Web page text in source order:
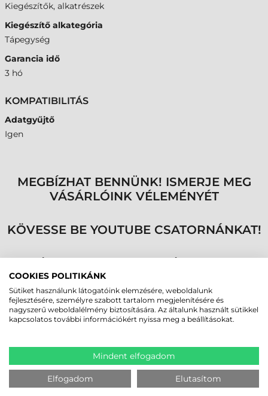
Kiegészítők, alkatrészek
Kiegészítő alkategória
Tápegység
Garancia idő
3 hó
KOMPATIBILITÁS
Adatgyűjtő
Igen
MEGBÍZHAT BENNÜNK! ISMERJE MEG
VÁSÁRLÓINK VÉLEMÉNYÉT
KÖVESSE BE YOUTUBE CSATORNÁNKAT!
ZEBRA TÁPEGYSÉG,
5,4V, 3A (SZÜKSÉGES
KIEGÉSZÍTŐK: DC
TÁPKÁBEL)
COOKIES POLITIKÁNK
Sütiket használunk látogatóink elemzésére, weboldalunk
fejlesztésére, személyre szabott tartalom megjelenítésére és
nagyszerű weboldalélmény biztosítására. Az általunk használt sütikkel
kapcsolatos további információkért nyissa meg a beállításokat.
Mindent elfogadom
Elfogadom Elutasítom